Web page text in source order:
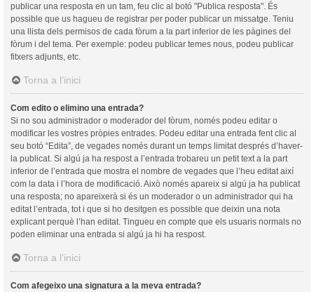
publicar una resposta en un tam, feu clic al botó "Publica resposta". És
possible que us hagueu de registrar per poder publicar un missatge. Teniu
una llista dels permisos de cada fòrum a la part inferior de les pàgines del
fòrum i del tema. Per exemple: podeu publicar temes nous, podeu publicar
fitxers adjunts, etc.
Torna a l’inici
Com edito o elimino una entrada?
Si no sou administrador o moderador del fòrum, només podeu editar o
modificar les vostres pròpies entrades. Podeu editar una entrada fent clic al
seu botó “Edita”, de vegades només durant un temps limitat després d’haver-
la publicat. Si algú ja ha respost a l’entrada trobareu un petit text a la part
inferior de l’entrada que mostra el nombre de vegades que l’heu editat així
com la data i l’hora de modificació. Això només apareix si algú ja ha publicat
una resposta; no apareixerà si és un moderador o un administrador qui ha
editat l’entrada, tot i que si ho desitgen es possible que deixin una nota
explicant perquè l’han editat. Tingueu en compte que els usuaris normals no
poden eliminar una entrada si algú ja hi ha respost.
Torna a l’inici
Com afegeixo una signatura a la meva entrada?